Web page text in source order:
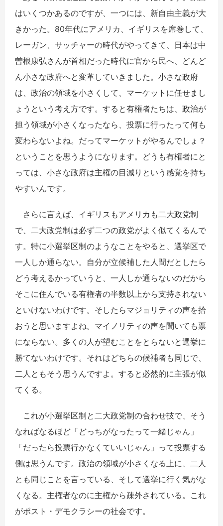
はいくつかあるのですが、一つには、新自由主義が大
きかった。80年代にアメリカ、イギリスを席巻して、
レーガン、サッチャーの時代がやってきて、日本は中
曽根康弘さんが首相だった時代に官から民へ、どんど
ん小さな政府へと変革していきました。小さな政府
は、政治の領域を小さくして、マーケットに任せまし
ょうという考え方です。すると有権者たちは、政治が
担う領域が小さくなったなら、投票に行ったって何も
変わらないよね。だってマーケットがやるんでしょ？
ということを思うようになります。どうも有権者にと
っては、小さな政府は主権の目減りという感覚を持ち
やすいんです。
さらに言えば、イギリスもアメリカも二大政党制
で、二大政党制は必ず二つの政党がよく似てくるんで
す。特に小選挙区制のようなことをやると、選挙区で
一人しか通らない。自分が立候補した人間だとしたら
どう考えるかっていうと、一人しか通らないのだから
そこに住んでいる有権者の半数以上から支持されない
といけないわけです。そしたらマジョリティの声を拾
おうと思いますよね。マイノリティの声を聞いても票
にならない。多くの人が望むことをとらないと選挙に
勝てないわけです。それはどちらの候補者も同じで、
二人ともそう思うんですよ。すると必然的に主張が似
てくる。
これが小選挙区制と二大政党制の合わせ技で、そう
なればなるほど「どっちがなったって一緒じゃん」
「だったら投票行かなくていいじゃん」って投票する
側は思うんです。政治の領域が小さくなる上に、二人
とも同じことを言っている、そして選挙に行く気がな
くなる。主権者なのに主権から疎外されている。これ
がポスト・デモクラシーの社会です。